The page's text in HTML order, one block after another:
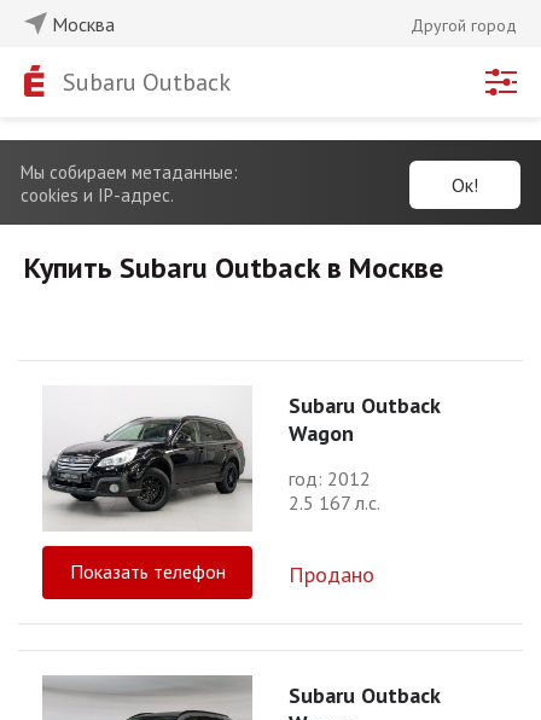
Москва Другой город
Subaru Outback
Мы собираем метаданные:
cookies и IP-адрес.
Ок!
Купить Subaru Outback в Москве
Subaru Outback
Wagon
год: 2012
2.5 167 л.с.
Показать телефон Продано
Subaru Outback